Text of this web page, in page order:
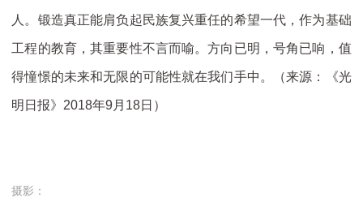
人。锻造真正能肩负起民族复兴重任的希望一代，作为基础
工程的教育，其重要性不言而喻。方向已明，号角已响，值
得憧憬的未来和无限的可能性就在我们手中。（来源：《光
明日报》2018年9月18日）
摄影：